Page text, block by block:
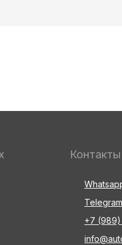
Контакты
+7
Telegram